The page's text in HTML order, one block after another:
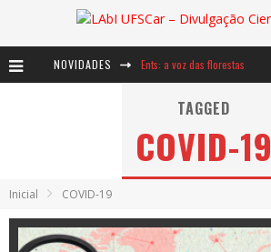
NOVIDADES Ents: a voz das florestas
Notáveis: Bertha Lutz
TAGGED
COVID-19
Inicial COVID-19